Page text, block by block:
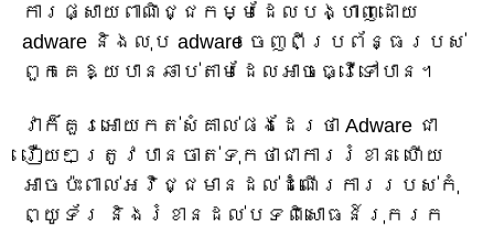
ការផ្សាយពាណិជ្ជកម្មដែលបង្ហាញដោយ
adware និងលុប adware ចេញពីប្រព័ន្ធរបស់
ពួកគេឱ្យបានឆាប់តាមដែលអាចធ្វើទៅបាន។
វាក៏គួរអោយកត់សំគាល់ផងដែរថា Adware ជា
រឿយៗត្រូវបានចាត់ទុកថាជាការរំខាន ហើយ
អាចប៉ះពាល់អវិជ្ជមានដល់ដំណើរការរបស់កុំ
ព្យូទ័រ និងរំខានដល់បទពិសោធន៍រុករក